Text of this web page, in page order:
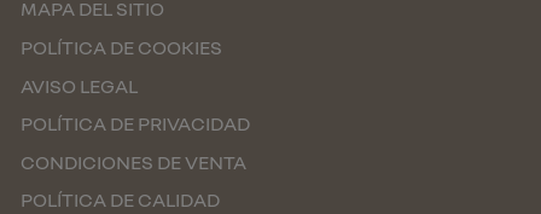
MAPA DEL SITIO
POLÍTICA DE COOKIES
AVISO LEGAL
POLÍTICA DE PRIVACIDAD
CONDICIONES DE VENTA
POLÍTICA DE CALIDAD